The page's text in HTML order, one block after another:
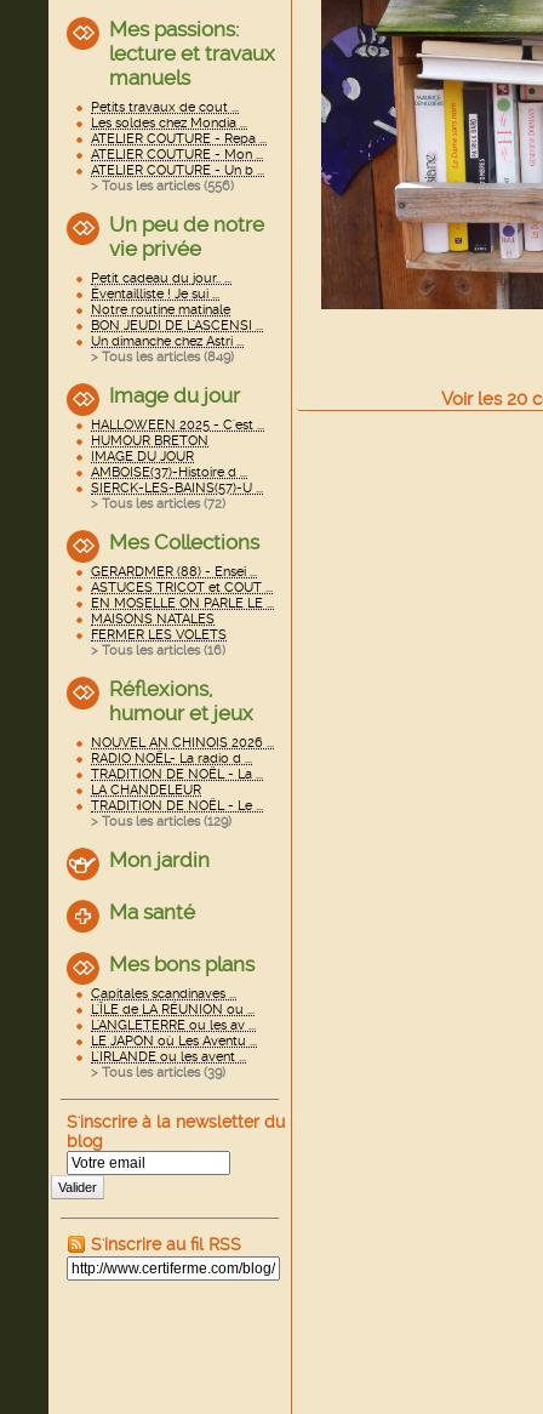
Mes passions:
lecture et travaux
manuels
Petits travaux de cout ...
Les soldes chez Mondia ...
ATELIER COUTURE - Repa ...
ATELIER COUTURE - Mon ...
ATELIER COUTURE - Un b ...
> Tous les articles (556)
Un peu de notre
vie privée
Petit cadeau du jour.. ...
Éventailliste ! Je sui ...
Notre routine matinale
BON JEUDI DE L'ASCENSI ...
Un dimanche chez Astri ...
> Tous les articles (849)
Image du jour
HALLOWEEN 2025 - C'est ...
HUMOUR BRETON
IMAGE DU JOUR
AMBOISE(37)-Histoire d ...
SIERCK-LES-BAINS(57)-U ...
> Tous les articles (72)
Mes Collections
GERARDMER (88) - Ensei ...
ASTUCES TRICOT et COUT ...
EN MOSELLE ON PARLE LE ...
MAISONS NATALES
FERMER LES VOLETS
> Tous les articles (16)
Réflexions,
humour et jeux
NOUVEL AN CHINOIS 2026 ...
RADIO NOËL- La radio d ...
TRADITION DE NOËL - La ...
LA CHANDELEUR
TRADITION DE NOËL - Le ...
> Tous les articles (129)
Mon jardin
Ma santé
Mes bons plans
Capitales scandinaves ...
L'ÎLE de LA RÉUNION ou ...
L'ANGLETERRE ou les av ...
LE JAPON où Les Aventu ...
L'IRLANDE ou les avent ...
> Tous les articles (39)
S'inscrire à la newsletter du
blog
Valider
S'inscrire au fil RSS
Voir les 20